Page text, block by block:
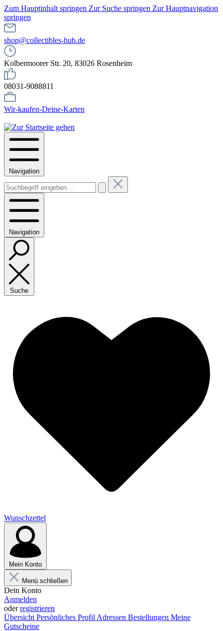
Zum Hauptinhalt springen Zur Suche springen Zur Hauptnavigation
springen
shop@collectibles-hub.de
Kolbermoorer Str. 20, 83026 Rosenheim
08031-9088811
Wir-kaufen-Deine-Karten
Navigation
Navigation
Suche
Wunschzettel
Mein Konto
Menü schließen
Dein Konto
Anmelden
oderregistrieren
Übersicht Persönliches Profil Adressen Bestellungen Meine
Gutscheine